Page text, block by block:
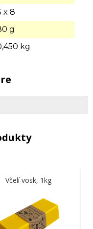
x 8
g
kg
Včelí vosk, 1kg